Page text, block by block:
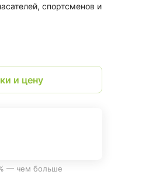
спортсменов и
и цену
— чем больше